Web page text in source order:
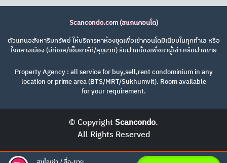
Scancondo.com (สแกนคอนโด)
ตัวแทนอสังหาริมทรัพย์ ให้บริการหาห้องชุดเพื่อเช่าคอนโดมิเนียมในทุกทำเล หรือ
ใจกลางเมือง (บีทีเอส/เอ็มอาร์ที/สุขุมวิท) รับฝากห้องเพื่อหาผู้เช่า หรือฝากขาย
Property Agency : all service for buy,sell,rent condominium in any
location or prime area (BTS/MRT/Sukhumvit). Room available
for your requirement.
© CopyrightScancondo.
All Rights Reserved